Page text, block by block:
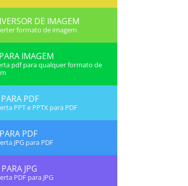
DE IMAGEM
formato de imagem
IMAGEM
pdf para qualquer formato de
PDF
PPT e PPTX para PDF
PDF
JPG para PDF
JPG
PDF para JPG